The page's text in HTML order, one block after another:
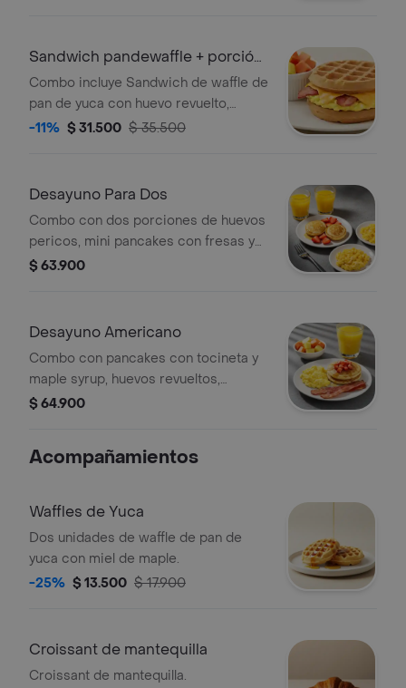
Sandwich pandewaffle + porción
de fruta
Combo incluye Sandwich de waffle de
pan de yuca con huevo revuelto,
queso cheddar, tocineta crocante y
-11% $ 31.500 $ 35.500
Desayuno Para Dos
Combo con dos porciones de huevos
pericos, mini pancakes con fresas y
maple syrup y dos jugos de naranja.
$ 63.900
Desayuno Americano
Combo con pancakes con tocineta y
maple syrup, huevos revueltos,
porción de fruta y bebida a elección.
$ 64.900
Acompañamientos
Waffles de Yuca
Dos unidades de waffle de pan de
yuca con miel de maple.
-25% $ 13.500 $ 17.900
Croissant de mantequilla
Croissant de mantequilla.